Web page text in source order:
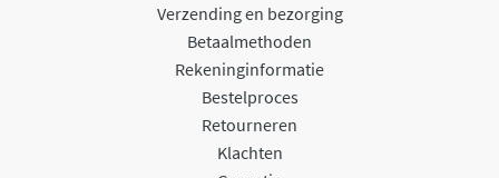
Verzending en bezorging
Betaalmethoden
Rekeninginformatie
Bestelproces
Retourneren
Klachten